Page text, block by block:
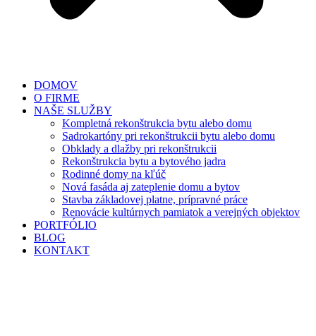
DOMOV
O FIRME
NAŠE SLUŽBY
Kompletná rekonštrukcia bytu alebo domu
Sadrokartóny pri rekonštrukcii bytu alebo domu
Obklady a dlažby pri rekonštrukcii
Rekonštrukcia bytu a bytového jadra
Rodinné domy na kľúč
Nová fasáda aj zateplenie domu a bytov
Stavba základovej platne, prípravné práce
Renovácie kultúrnych pamiatok a verejných objektov
PORTFÓLIO
BLOG
KONTAKT